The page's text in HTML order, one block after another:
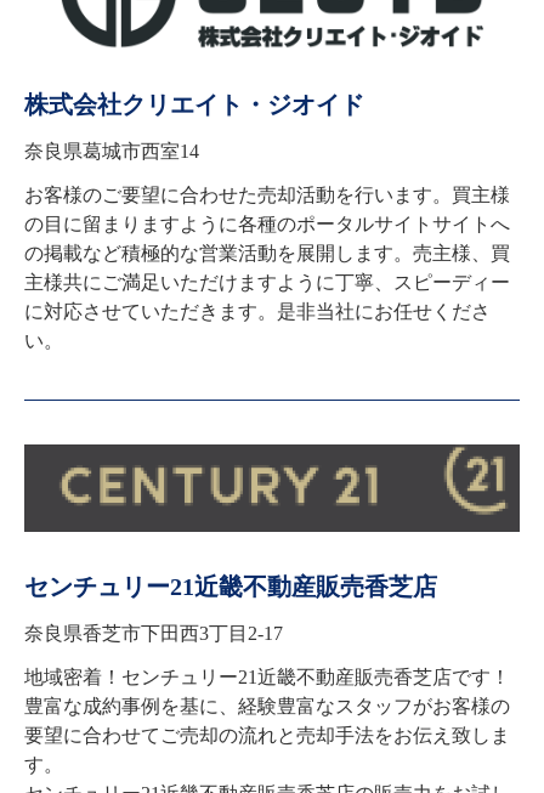
株式会社クリエイト・ジオイド
奈良県葛城市西室14
お客様のご要望に合わせた売却活動を行います。買主様
の目に留まりますように各種のポータルサイトサイトへ
の掲載など積極的な営業活動を展開します。売主様、買
主様共にご満足いただけますように丁寧、スピーディー
に対応させていただきます。是非当社にお任せくださ
い。
センチュリー21近畿不動産販売香芝店
奈良県香芝市下田西3丁目2-17
地域密着！センチュリー21近畿不動産販売香芝店です！
豊富な成約事例を基に、経験豊富なスタッフがお客様の
要望に合わせてご売却の流れと売却手法をお伝え致しま
す。